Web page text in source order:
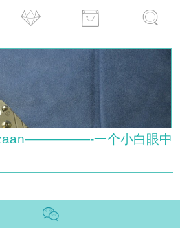
一个小白眼中